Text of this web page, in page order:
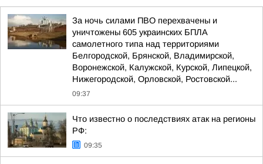
За ночь силами ПВО перехвачены и
уничтожены 605 украинских БПЛА
самолетного типа над территориями
Белгородской, Брянской, Владимирской,
Воронежской, Калужской, Курской, Липецкой,
Нижегородской, Орловской, Ростовской...
09:37
Что известно о последствиях атак на регионы
РФ:
09:35